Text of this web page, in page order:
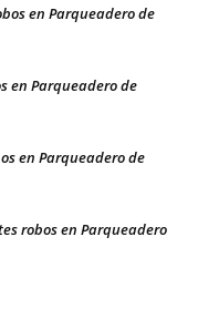
en Parqueadero de
en Parqueadero de
en Parqueadero de
robos en Parqueadero